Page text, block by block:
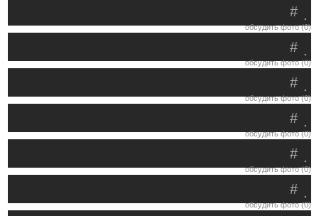
.
#
обсудить фото (0)
.
#
обсудить фото (0)
.
#
обсудить фото (0)
.
#
обсудить фото (0)
.
#
обсудить фото (0)
.
#
обсудить фото (0)